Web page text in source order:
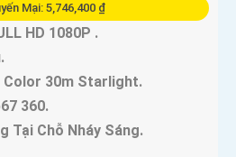
Mại: 5,746,400 ₫
HD 1080P .
Color 30m Starlight.
360.
Tại Chỗ Nháy Sáng.